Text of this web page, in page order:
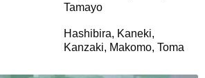
Tamayo
Hashibira, Kaneki,
Kanzaki, Makomo, Toma